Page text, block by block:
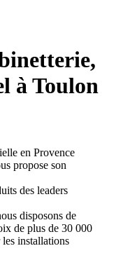
à Toulon
en Provence
propose son
des leaders
disposons de
de plus de 30 000
les installations